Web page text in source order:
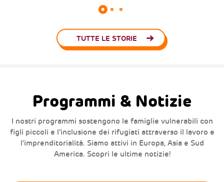
TUTTE LE STORIE
Programmi & Notizie
I nostri programmi sostengono le famiglie vulnerabili con
figli piccoli e l’inclusione dei rifugiati attraverso il lavoro e
l’imprenditorialità. Siamo attivi in Europa, Asia e Sud
America. Scopri le ultime notizie!